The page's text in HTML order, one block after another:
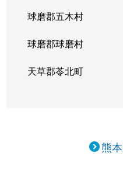
球磨郡五木村
球磨郡球磨村
天草郡苓北町
熊